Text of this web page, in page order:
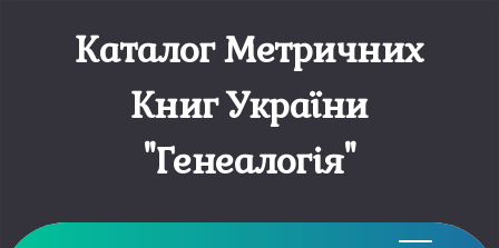
Каталог Метричних
Книг України
"Генеалогія"